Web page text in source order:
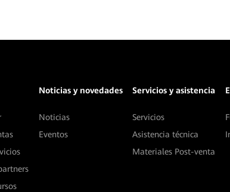
Noticias y novedades
Noticias
Eventos
Servicios y asistencia
Servicios
Asistencia técnica
Materiales Post-venta